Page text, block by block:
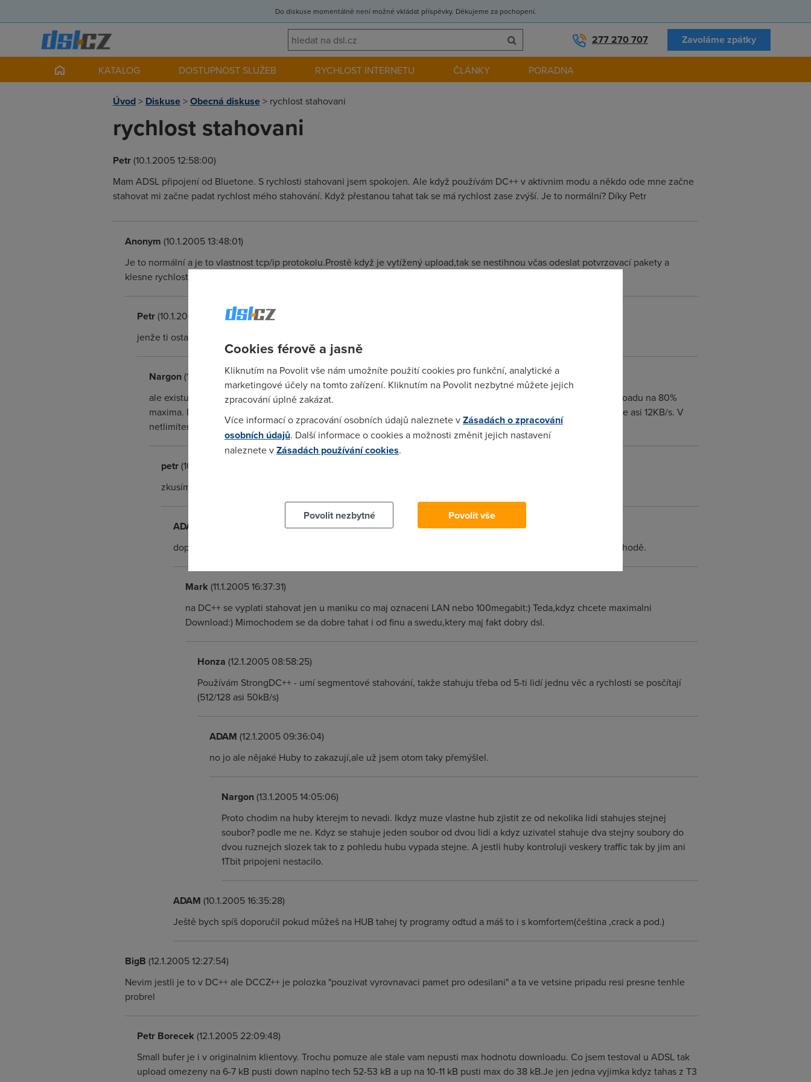
Do diskuse momentálně není možné vkládat příspěvky. Děkujeme za pochopení.
277 270 707 Zavoláme zpátky
KATALOG DOSTUPNOST SLUŽEB RYCHLOST INTERNETU ČLÁNKY PORADNA
Úvod> Diskuse>Obecná diskuse> rychlost stahovani
rychlost stahovani
Petr(10.1.2005 12:58:00)
Mam ADSL připojení od Bluetone. S rychlosti stahovani jsem spokojen. Ale když používám DC++ v aktivnim modu a někdo ode mne začne
stahovat mi začne padat rychlost mého stahování. Když přestanou tahat tak se má rychlost zase zvýší. Je to normální? Díky Petr
Anonym (10.1.2005 13:48:01)
Je to normální a je to vlastnost tcp/ip protokolu.Prostě když je vytížený upload,tak se nestihnou včas odeslat potvrzovací pakety a
klesne rychlost na downloadu.
Petr(10.1.2005 14:27:33)
jenže ti ostatní od nás pak tahají větší rychlostí než my od nich.
Nargon(10.1.2005 14:37:58)
ale existuje jednoducha pomoc stahni si netlimiter (www.netlimiter.com) a v nem si nastav maximalni rychlost uploadu na 80%
maxima. Priklad: mas 512/128 linku, na 128 by mel byt upload 16KB/s ale protoze to je adsl pres Telecom tak to jede asi 12KB/s. V
netlimiteru si omez upload na 10KB/s a uz te upload nebude omezovat ve stahovani.
petr(10.1.2005 14:44:59)
zkusím díky moc
ADAM
doporučuji taky netlimiter protože jak moc popustíš uzdu uploadu tak ses v pr... Takle to omezíš a je to v pohodě.
Mark (11.1.2005 16:37:31)
na DC++ se vyplati stahovat jen u maniku co maj oznaceni LAN nebo 100megabit:) Teda,kdyz chcete maximalni
Download:) Mimochodem se da dobre tahat i od finu a swedu,ktery maj fakt dobry dsl.
Honza (12.1.2005 08:58:25)
Používám StrongDC++ - umí segmentové stahování, takže stahuju třeba od 5-ti lidí jednu věc a rychlosti se posčítají
(512/128 asi 50kB/s)
ADAM (12.1.2005 09:36:04)
no jo ale nějaké Huby to zakazují,ale už jsem otom taky přemýšlel.
Nargon(13.1.2005 14:05:06)
Proto chodim na huby kterejm to nevadi. Ikdyz muze vlastne hub zjistit ze od nekolika lidi stahujes stejnej
soubor? podle me ne. Kdyz se stahuje jeden soubor od dvou lidi a kdyz uzivatel stahuje dva stejny soubory do
dvou ruznejch slozek tak to z pohledu hubu vypada stejne. A jestli huby kontroluji veskery traffic tak by jim ani
1Tbit pripojeni nestacilo.
ADAM (10.1.2005 16:35:28)
Ještě bych spíš doporučil pokud můžeš na HUB tahej ty programy odtud a máš to i s komfortem(čeština ,crack a pod.)
BigB (12.1.2005 12:27:54)
Nevim jestli je to v DC++ ale DCCZ++ je polozka "pouzivat vyrovnavaci pamet pro odesilani" a ta ve vetsine pripadu resi presne tenhle
probrel
Petr Borecek (12.1.2005 22:09:48)
Small bufer je i v originalnim klientovy. Trochu pomuze ale stale vam nepusti max hodnotu downloadu. Co jsem testoval u ADSL tak
upload omezeny na 6-7 kB pusti down naplno tech 52-53 kB a up na 10-11 kB pusti max do 38 kB.Je jen jedna vyjimka kdyz tahas z T3
Cookies férově a jasně
Kliknutím na Povolit vše nám umožníte použití cookies pro funkční, analytické a
marketingové účely na tomto zařízení. Kliknutím na Povolit nezbytné můžete jejich
zpracování úplně zakázat.
Více informací o zpracování osobních údajů naleznete vZásadách o zpracování
osobních údajů. Další informace o cookies a možnosti změnit jejich nastavení
naleznete vZásadách používání cookies.
Povolit nezbytné
Povolit vše